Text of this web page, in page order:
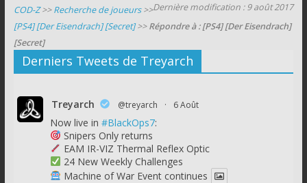
Duty
Dernière modification : 9 août 2017
COD-Z>>Recherche de joueurs>>
[PS4] [Der Eisendrach] [Secret]>>Répondre à : [PS4] [Der Eisendrach]
[Secret]
Derniers Tweets de Treyarch
Treyarch @treyarch · 6 Août
Now live in #BlackOps7:
Snipers Only returns
EAM IR-VIZ Thermal Reflex Optic
24 New Weekly Challenges
Machine of War Event continues